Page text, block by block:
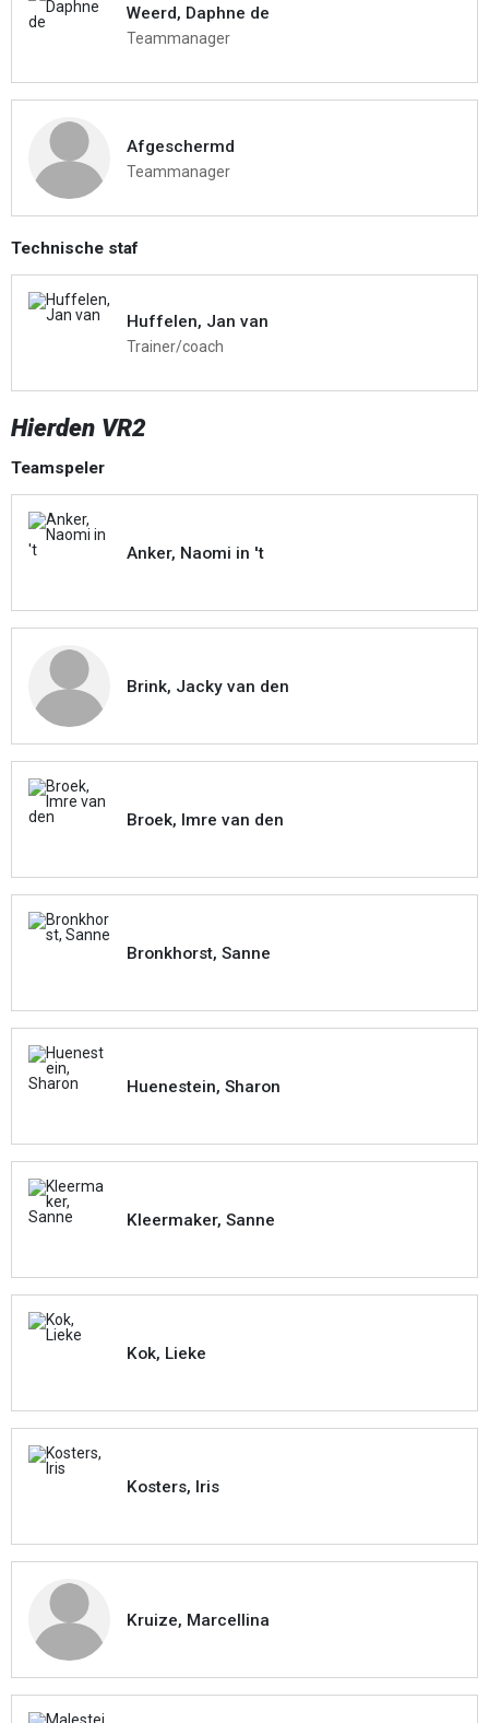
Weerd, Daphne de
Teammanager
Afgeschermd
Teammanager
Technische staf
Huffelen, Jan van
Trainer/coach
Hierden VR2
Teamspeler
Anker, Naomi in 't
Brink, Jacky van den
Broek, Imre van den
Bronkhorst, Sanne
Huenestein, Sharon
Kleermaker, Sanne
Kok, Lieke
Kosters, Iris
Kruize, Marcellina